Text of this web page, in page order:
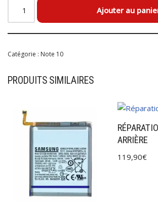
Ajouter au
Catégorie : Note 10
PRODUITS SIMILAIRES
ARRIÈRE
119,90€